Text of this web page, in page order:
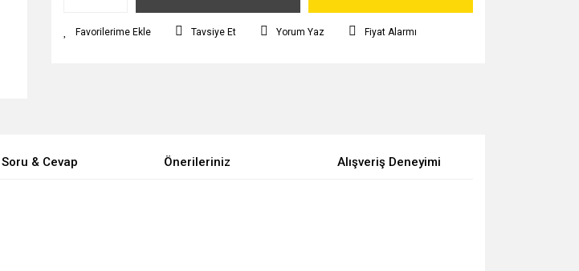
Tavsiye Et Yorum Yaz Fiyat Alarmı
Soru & Cevap Önerileriniz Alışveriş Deneyimi